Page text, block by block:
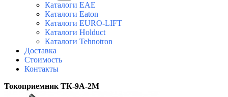
Каталоги EAE
Каталоги Eaton
Каталоги EURO-LIFT
Каталоги Holduct
Каталоги Tehnotron
Доставка
Стоимость
Контакты
Токоприемник ТК-9А-2М